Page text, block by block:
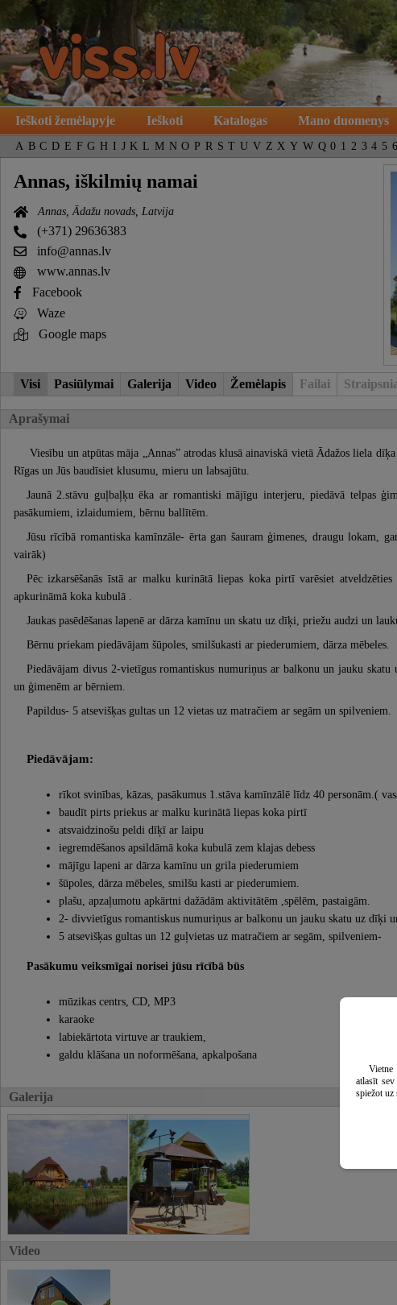
Ieškoti žemėlapyje Ieškoti Katalogas Mano duomenys
A B C D E F G H I J K L M N O P R S T U V Z X Y W Q 0 1 2 3 4 5 6
Annas, iškilmių namai
Annas, Ādažu novads, Latvija
(+371) 29636383
info@annas.lv
www.annas.lv
Facebook
Waze
Google maps
Visi Pasiūlymai Galerija Video Žemėlapis Failai
Aprašymai
Viesību un atpūtas māja „Annas” atrodas klusā ainaviskā vietā Ādažos liela
Rīgas un Jūs baudīsiet klusumu, mieru un labsajūtu.
Jaunā 2.stāvu guļbaļķu ēka ar romantiski mājīgu interjeru, piedāvā telpas
pasākumiem, izlaidumiem, bērnu ballītēm.
Jūsu rīcībā romantiska kamīnzāle- ērta gan šauram ģimenes, draugu lokam,
vairāk)
Pēc izkarsēšanās īstā ar malku kurinātā liepas koka pirtī varēsiet
apkurināmā koka kubulā .
Jaukas pasēdēšanas lapenē ar dārza kamīnu un skatu uz dīķi, priežu audzi un
Bērnu priekam piedāvājam šūpoles, smilšukasti ar piederumiem, dārza mēbeles.
Piedāvājam divus 2-vietīgus romantiskus numuriņus ar balkonu un jauku
un ģimenēm ar bērniem.
Papildus- 5 atsevišķas gultas un 12 vietas uz matračiem ar segām un spilveniem.
Piedāvājam:
rīkot svinības, kāzas, pasākumus 1.stāva kamīnzālē līdz 40 personām.(
baudīt pirts priekus ar malku kurinātā liepas koka pirtī
atsvaidzinošu peldi dīķī ar laipu
iegremdēšanos apsildāmā koka kubulā zem klajas debess
mājīgu lapeni ar dārza kamīnu un grila piederumiem
šūpoles, dārza mēbeles, smilšu kasti ar piederumiem.
plašu, apzaļumotu apkārtni dažādām aktivitātēm ,spēlēm, pastaigām.
2- divvietīgus romantiskus numuriņus ar balkonu un jauku skatu uz dīķi
5 atsevišķas gultas un 12 guļvietas uz matračiem ar segām, spilveniem-
Pasākumu veiksmīgai norisei jūsu rīcībā būs
mūzikas centrs, CD, MP3
karaoke
labiekārtota virtuve ar traukiem,
galdu klāšana un noformēšana, apkalpošana
Galerija
Video
Vietne
atlasīt
spiežot